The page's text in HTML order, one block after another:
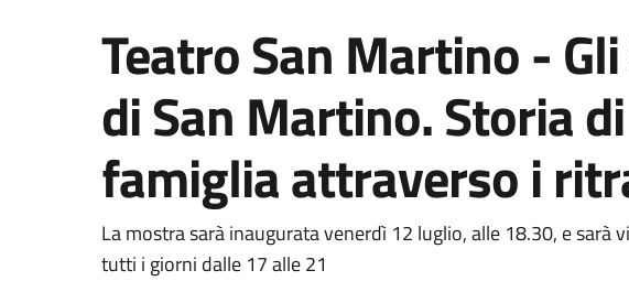
Teatro San Martino -
di San Martino. Storia
famiglia attraverso i
Dettaglio dell'evento
La mostra sarà inaugurata venerdì 12 luglio, alle 18.30, e sarà
tutti i giorni dalle 17 alle 21